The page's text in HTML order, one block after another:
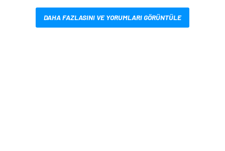
DAHA FAZLASINI VE YORUMLARI GÖRÜNTÜLE